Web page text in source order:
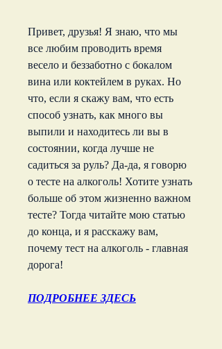
Привет, друзья! Я знаю, что мы
все любим проводить время
весело и беззаботно с бокалом
вина или коктейлем в руках. Но
что, если я скажу вам, что есть
способ узнать, как много вы
выпили и находитесь ли вы в
состоянии, когда лучше не
садиться за руль? Да-да, я говорю
о тесте на алкоголь! Хотите узнать
больше об этом жизненно важном
тесте? Тогда читайте мою статью
до конца, и я расскажу вам,
почему тест на алкоголь - главная
дорога!
ПОДРОБНЕЕ ЗДЕСЬ